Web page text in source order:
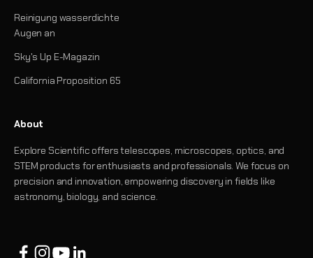
Reinigung wasserdichte
Augen an
Sky's Up E-Magazin
California Proposition 65
About
Explore Scientific offers telescopes, microscopes, optics, and
STEM products for enthusiasts and professionals. We focus on
precision and innovation, empowering discovery in fields like
astronomy, biology, and science.